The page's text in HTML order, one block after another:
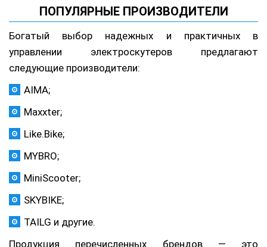
ПОПУЛЯРНЫЕ ПРОИЗВОДИТЕЛИ
Богатый выбор надежных и практичных в
управлении электроскутеров предлагают
следующие производители:
AIMA;
Maxxter;
Like.Bike;
MYBRO;
MiniScooter;
SKYBIKE;
TAILG и другие.
Продукция перечисленных брендов — это